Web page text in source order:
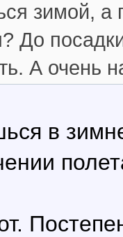
зимой, а
До
А очень
в